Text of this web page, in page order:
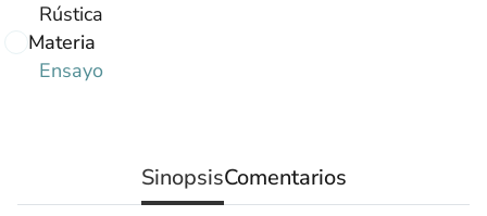
Rústica
Materia
Ensayo
SinopsisComentarios